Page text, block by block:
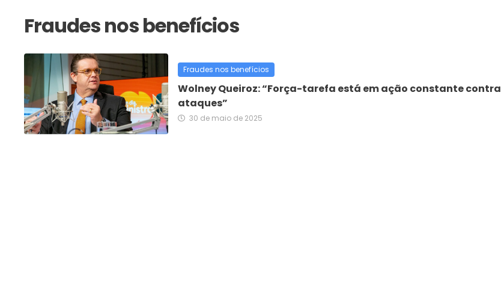
Fraudes nos benefícios
Wolney Queiroz: “Força-tarefa está em ação constante contra
ataques”
30 de maio de 2025